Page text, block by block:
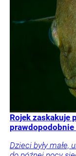
Rojek zaskakuje
prawdopodobnie
Dzieci były